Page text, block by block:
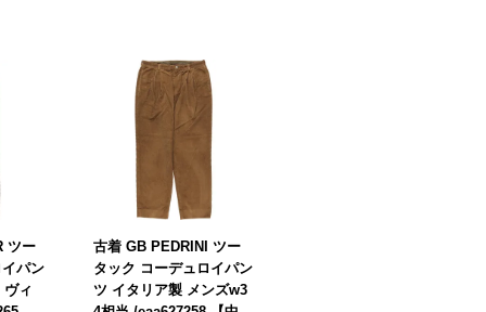
ツー
パン
ィ
古着 GB PEDRINI ツー
タック コーデュロイパン
ツ イタリア製 メンズw3